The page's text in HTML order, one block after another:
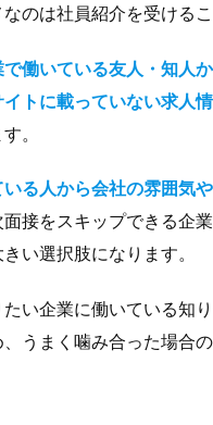
のは社員紹介を受けるこ
働いている友人・知人
トに載っていない求人
。
る人から会社の雰囲気
接をスキップできる企
い選択肢になります。
たい企業に働いている知
うまく噛み合った場合